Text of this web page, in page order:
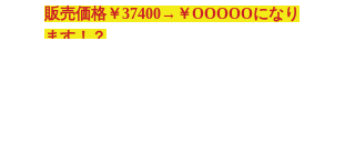
販売価格￥37400→￥OOOOOになり
ます！？